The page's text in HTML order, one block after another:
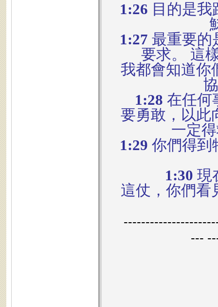
1:26 目的是
1:27 最重要的
要求。 這
我都會知道你
1:28 在任何
要勇敢，以此
一定
1:29 你們得到
1:30 現
這仗，你們看
---